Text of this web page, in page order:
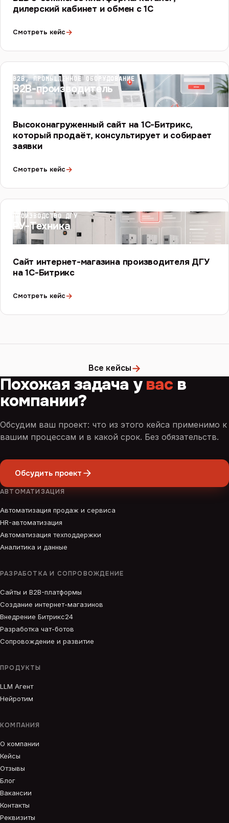
дилерский кабинет и обмен с 1С
Смотреть кейс→
B2B, ПРОМЫШЛЕННОЕ ОБОРУДОВАНИЕ
B2B-производитель
Высоконагруженный сайт на 1С-Битрикс,
который продаёт, консультирует и собирает
заявки
Смотреть кейс→
ПРОИЗВОДСТВО ДГУ
РУ-Техника
Сайт интернет-магазина производителя ДГУ
на 1С-Битрикс
Смотреть кейс→
Все кейсы→
Похожая задача увасв
компании?
Обсудим ваш проект: что из этого кейса применимо к
вашим процессам и в какой срок. Без обязательств.
Обсудить проект
АВТОМАТИЗАЦИЯ
Автоматизация продаж и сервиса
HR-автоматизация
Автоматизация техподдержки
Аналитика и данные
РАЗРАБОТКА И СОПРОВОЖДЕНИЕ
Сайты и B2B-платформы
Создание интернет-магазинов
Внедрение Битрикс24
Разработка чат-ботов
Сопровождение и развитие
ПРОДУКТЫ
LLM Агент
Нейротим
КОМПАНИЯ
О компании
Кейсы
Отзывы
Блог
Вакансии
Контакты
Реквизиты